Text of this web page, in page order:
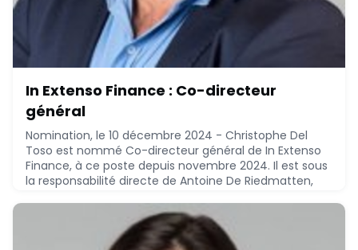
In Extenso Finance : Co-directeur
général
Nomination, le 10 décembre 2024 - Christophe Del
Toso est nommé Co-directeur général de In Extenso
Finance, à ce poste depuis novembre 2024. Il est sous
la responsabilité directe de Antoine De Riedmatten,
stratégie, finance, entreprise valuation - EM Lyon
Business School (2010), PhD microelectronics -
Grenoble INP (1997), a réalisé le parcours suiva